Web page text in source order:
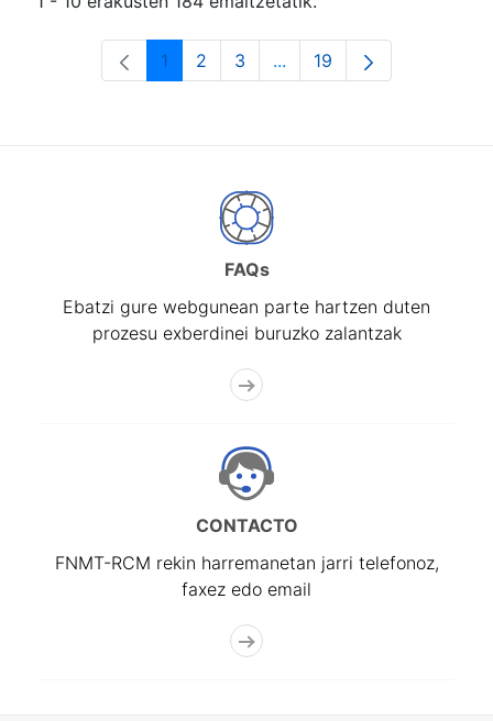
Orrialdea
1 Orrialdea
2 Orrialdea
3 ...Intermediate Pages Use
Orrialdea
19
FAQs
Ebatzi gure webgunean parte hartzen duten
prozesu exberdinei buruzko zalantzak
CONTACTO
FNMT-RCM rekin harremanetan jarri telefonoz,
faxez edo email